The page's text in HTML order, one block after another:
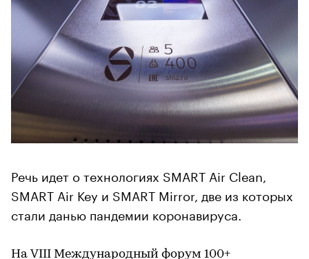
Речь идет о технологиях SMART Air Clean,
SMART Air Key и SMART Mirror, две из которых
стали данью пандемии коронавируса.
На VIII Международный форум 100+